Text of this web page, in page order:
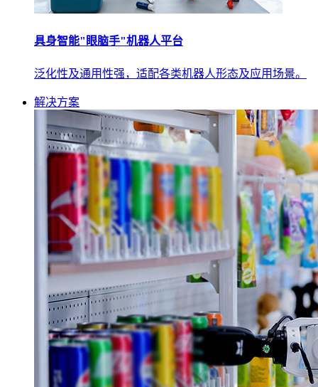
具身智能"眼脑手"机器人平台
泛化性及通用性强，适配各类机器人形态及应用场景。
解决方案